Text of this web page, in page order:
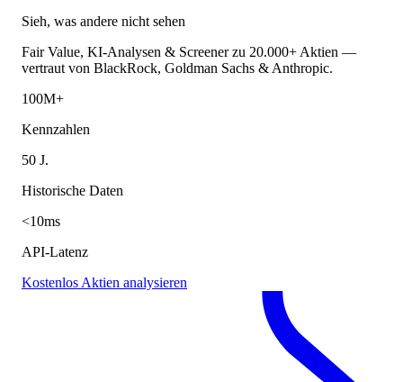
Sieh, was andere nicht sehen
Fair Value, KI-Analysen & Screener zu 20.000+ Aktien —
vertraut von BlackRock, Goldman Sachs & Anthropic.
100M+
Kennzahlen
50 J.
Historische Daten
<10ms
API-Latenz
Kostenlos Aktien analysieren